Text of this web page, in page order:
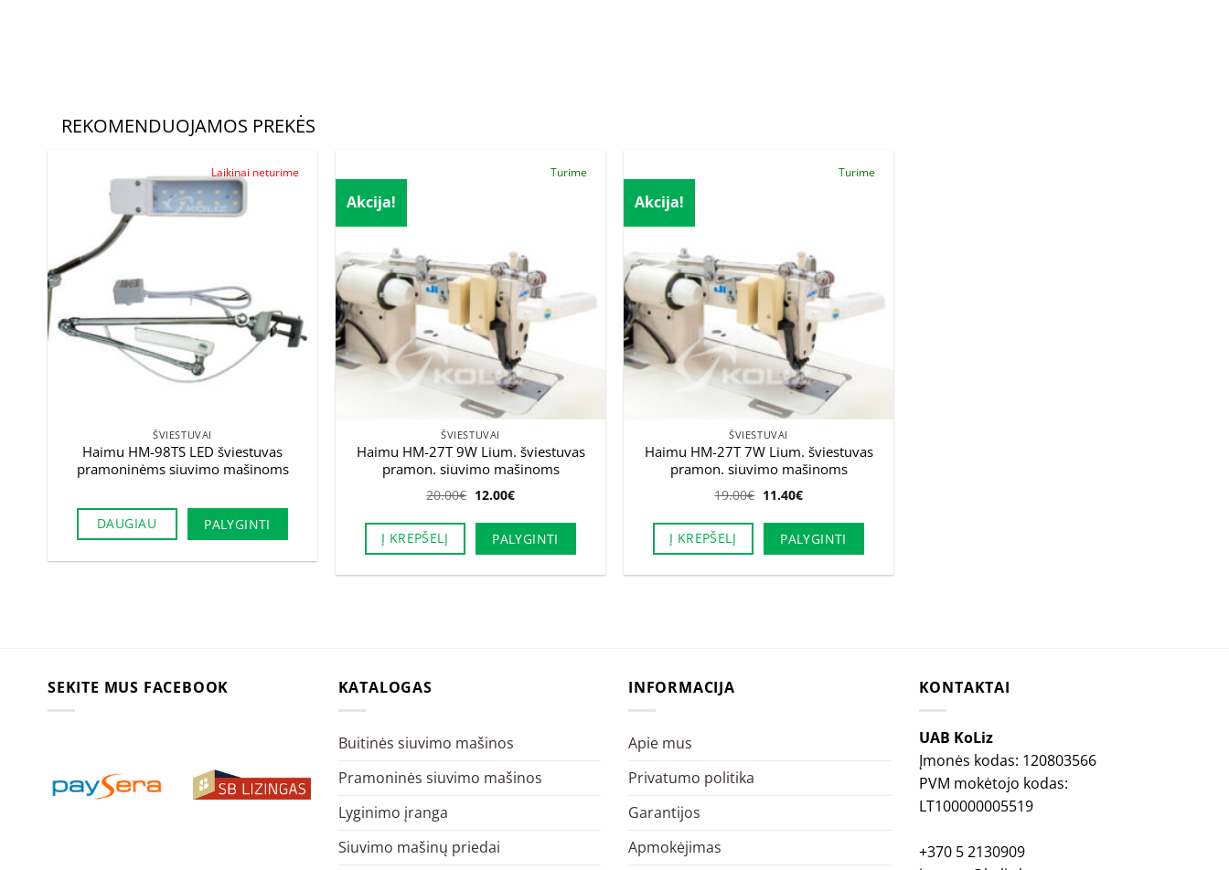
REKOMENDUOJAMOS PREKĖS
Laikinai neturime
ŠVIESTUVAI
Haimu HM-98TS LED šviestuvas
pramoninėms siuvimo mašinoms
DAUGIAU PALYGINTI
Akcija!
Turime
ŠVIESTUVAI
Haimu HM-27T 9W Lium. šviestuvas
pramon. siuvimo mašinoms
20.00€ Original
was:
20.00€.
12.00€Current
is:
12.00€.
Į KREPŠELĮ PALYGINTI
Akcija!
Turime
ŠVIESTUVAI
Haimu HM-27T 7W Lium. šviestuvas
pramon. siuvimo mašinoms
19.00€ Original
was:
19.00€.
11.40€Current
is:
11.40€.
Į KREPŠELĮ PALYGINTI
SEKITE MUS FACEBOOK KATALOGAS
Buitinės siuvimo mašinos
Pramoninės siuvimo mašinos
Lyginimo įranga
Siuvimo mašinų priedai
INFORMACIJA
Apie mus
Privatumo politika
Garantijos
Apmokėjimas
KONTAKTAI
UAB KoLiz
Įmonės kodas: 120803566
PVM mokėtojo kodas:
LT100000005519
+370 5 2130909